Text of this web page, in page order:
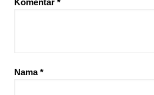
Komentar *
Nama*